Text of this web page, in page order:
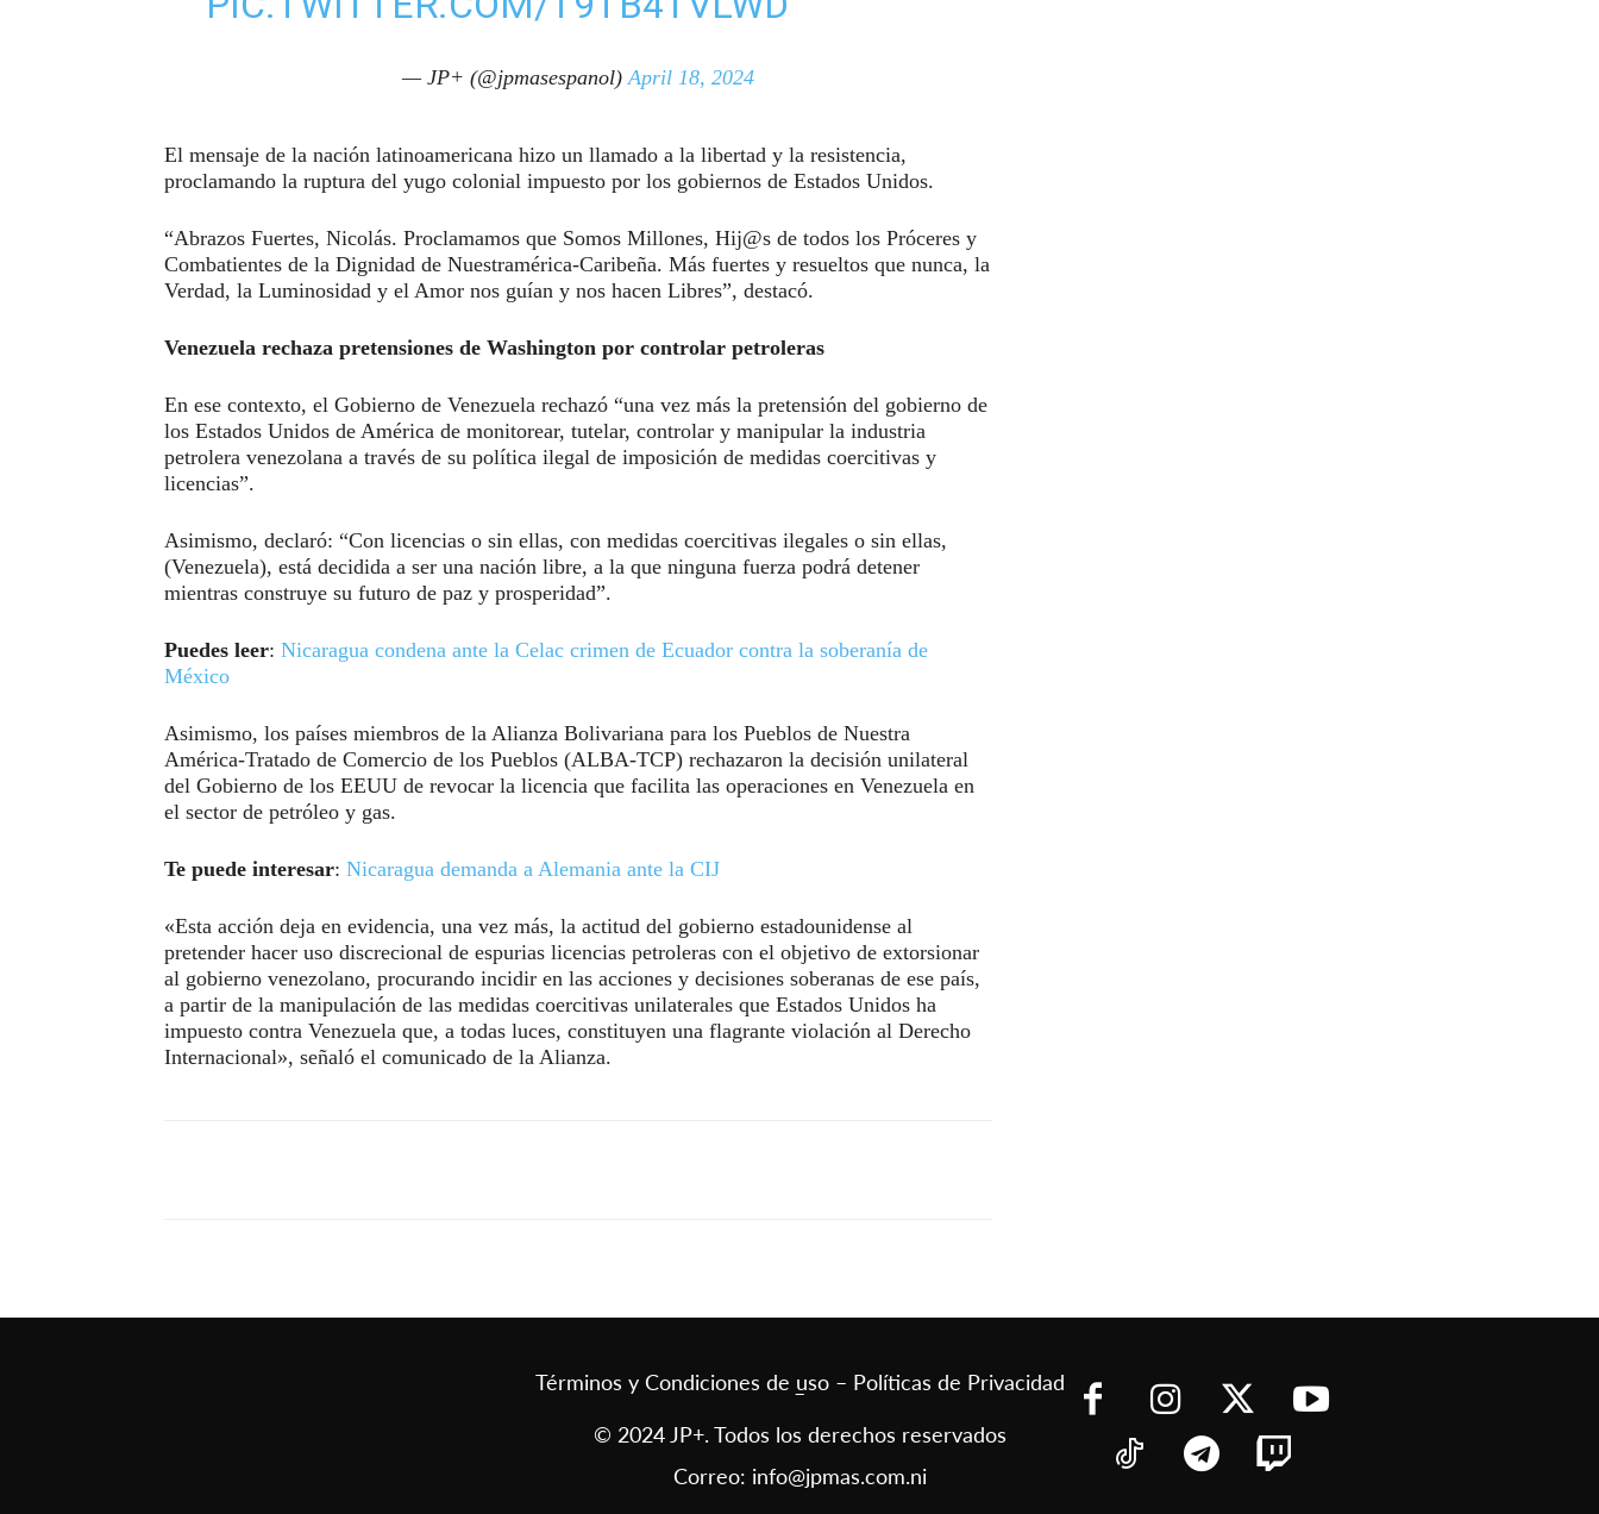
— JP+ (@jpmasespanol) April 18, 2024
El mensaje de la nación latinoamericana hizo un llamado a la libertad y la resistencia,
proclamando la ruptura del yugo colonial impuesto por los gobiernos de Estados Unidos.
“Abrazos Fuertes, Nicolás. Proclamamos que Somos Millones, Hij@s de todos los Próceres y
Combatientes de la Dignidad de Nuestramérica-Caribeña. Más fuertes y resueltos que nunca, la
Verdad, la Luminosidad y el Amor nos guían y nos hacen Libres”, destacó.
Venezuela rechaza pretensiones de Washington por controlar petroleras
En ese contexto, el Gobierno de Venezuela rechazó “una vez más la pretensión del gobierno de
los Estados Unidos de América de monitorear, tutelar, controlar y manipular la industria
petrolera venezolana a través de su política ilegal de imposición de medidas coercitivas y
licencias”.
Asimismo, declaró: “Con licencias o sin ellas, con medidas coercitivas ilegales o sin ellas,
(Venezuela), está decidida a ser una nación libre, a la que ninguna fuerza podrá detener
mientras construye su futuro de paz y prosperidad”.
Puedes leer: Nicaragua condena ante la Celac crimen de Ecuador contra la soberanía de
México
Asimismo, los países miembros de la Alianza Bolivariana para los Pueblos de Nuestra
América-Tratado de Comercio de los Pueblos (ALBA-TCP) rechazaron la decisión unilateral
del Gobierno de los EEUU de revocar la licencia que facilita las operaciones en Venezuela en
el sector de petróleo y gas.
Te puede interesar: Nicaragua demanda a Alemania ante la CIJ
«Esta acción deja en evidencia, una vez más, la actitud del gobierno estadounidense al
pretender hacer uso discrecional de espurias licencias petroleras con el objetivo de extorsionar
al gobierno venezolano, procurando incidir en las acciones y decisiones soberanas de ese país,
a partir de la manipulación de las medidas coercitivas unilaterales que Estados Unidos ha
impuesto contra Venezuela que, a todas luces, constituyen una flagrante violación al Derecho
Internacional», señaló el comunicado de la Alianza.
Términos y Condiciones de uso – Políticas de Privacidad
–
© 2024 JP+. Todos los derechos reservados
Correo: info@jpmas.com.ni